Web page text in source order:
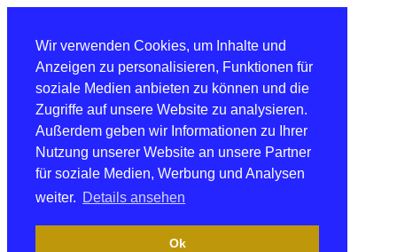
Wir verwenden Cookies, um Inhalte und
Anzeigen zu personalisieren, Funktionen für
soziale Medien anbieten zu können und die
Zugriffe auf unsere Website zu analysieren.
Außerdem geben wir Informationen zu Ihrer
Nutzung unserer Website an unsere Partner
für soziale Medien, Werbung und Analysen
weiter. Details ansehen
Ok